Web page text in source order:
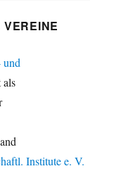
als
Institute e. V.